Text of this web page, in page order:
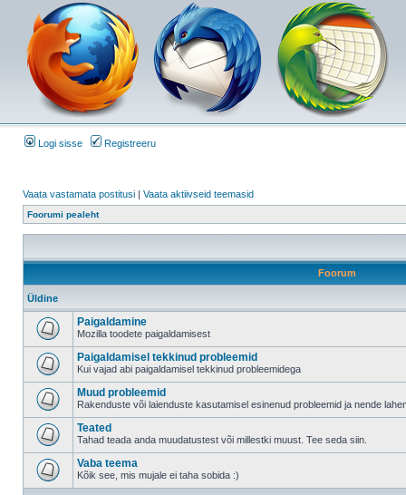
Logi sisse Registreeru
Vaata vastamata postitusi | Vaata aktiivseid teemasid
Foorumi pealeht
Foorum
Üldine
Paigaldamine
Mozilla toodete paigaldamisest
Paigaldamisel tekkinud probleemid
Kui vajad abi paigaldamisel tekkinud probleemidega
Muud probleemid
Rakenduste või laienduste kasutamisel esinenud probleemid ja nende
Teated
Tahad teada anda muudatustest või millestki muust. Tee seda siin.
Vaba teema
Kõik see, mis mujale ei taha sobida :)